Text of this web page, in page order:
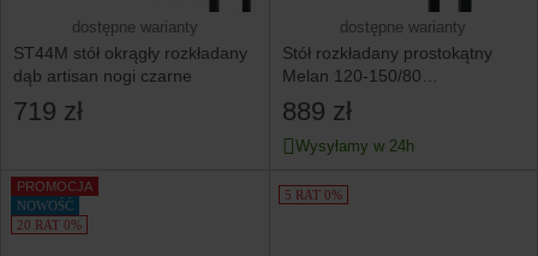
dostępne warianty
ST44M stół okrągły rozkładany
dąb artisan nogi czarne
719 zł
dostępne warianty
Stół rozkładany prostokątny
Melan 120-150/80
dąb artisan/czarny
889 zł
Wysyłamy w 24h
PROMOCJA
NOWOŚĆ
20 RAT 0%
5 RAT 0%